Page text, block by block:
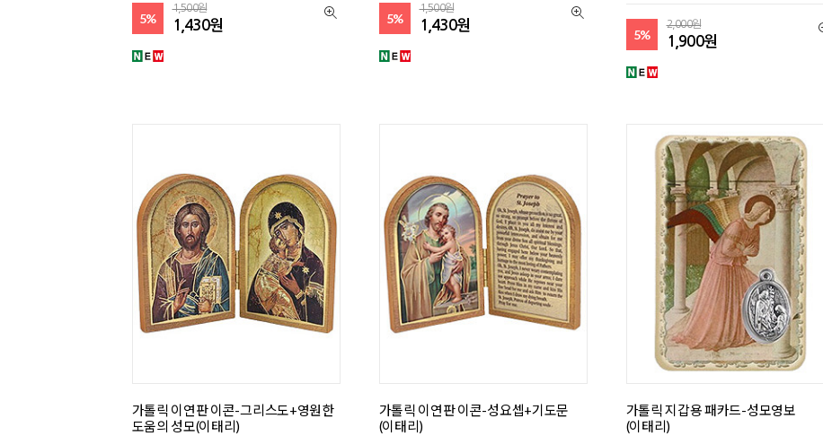
5%
1,500원
1,430원 5%
1,500원
1,430원
5%
2,000원
1,900원
가톨릭 이연판 이콘-그리스도+영원한
도움의 성모(이태리)
가톨릭 이연판 이콘-성요셉+기도문
(이태리)
가톨릭 지갑용 패카드-성모영보
(이태리)